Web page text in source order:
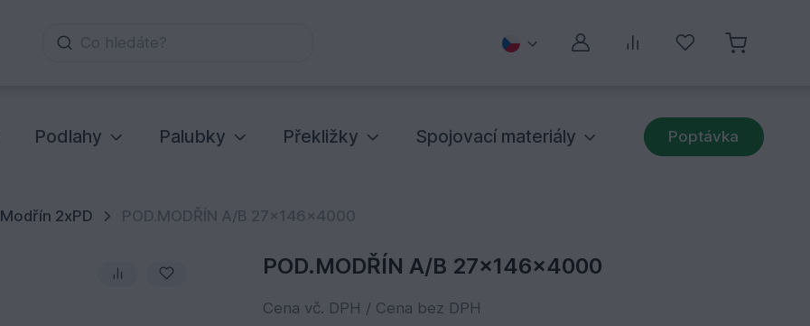
Co hledáte? Můj účetPorovnávání
Oblíbené
Podlahy Palubky Překližky Spojovací materiály Poptávka
Modřín 2xPD POD.MODŘÍN A/B 27x146x4000
POD.MODŘÍN A/B 27x146x4000
Cena vč. DPH / Cena bez DPH